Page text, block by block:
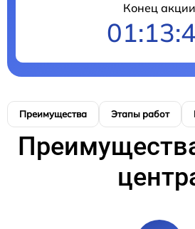
Конец акции
Преимущества Этапы работ